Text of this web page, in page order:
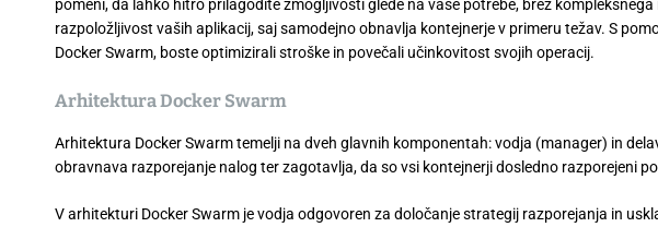
pomeni, da lahko hitro prilagodite zmogljivosti glede na vaše potrebe, brez
razpoložljivost vaših aplikacij, saj samodejno obnavlja kontejnerje v primeru težav. S
Docker Swarm, boste optimizirali stroške in povečali učinkovitost svojih operacij.
Arhitektura Docker Swarm
Arhitektura Docker Swarm temelji na dveh glavnih komponentah: vodja (manager) in
obravnava razporejanje nalog ter zagotavlja, da so vsi kontejnerji dosledno razporejeni
V arhitekturi Docker Swarm je vodja odgovoren za določanje strategij razporejanja in